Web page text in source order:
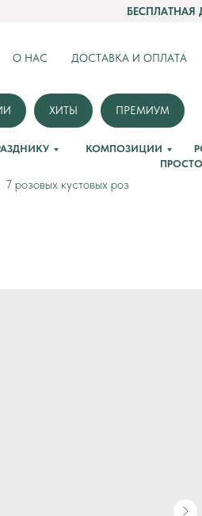
БЕСПЛАТНАЯ
О НАС ДОСТАВКА И ОПЛАТА
ХИТЫ ПРЕМИУМ
КОМПОЗИЦИИ
7 розовых кустовых роз